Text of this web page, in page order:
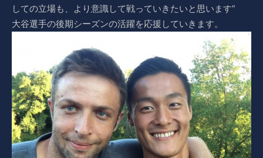
しての立場も、より意識して戦っていきたいと思います”
大谷選手の後期シーズンの活躍を応援していきます。